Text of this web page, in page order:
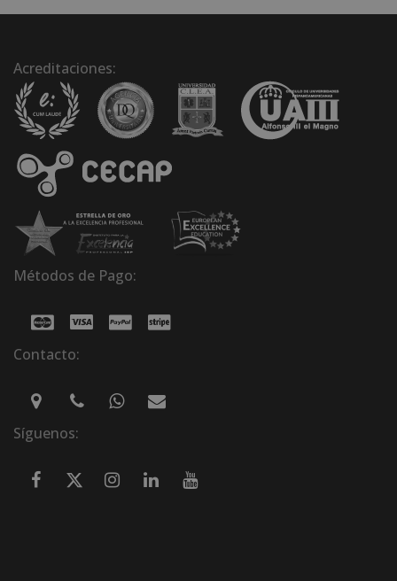
Acreditaciones:
Métodos de Pago:
Contacto:
Síguenos: